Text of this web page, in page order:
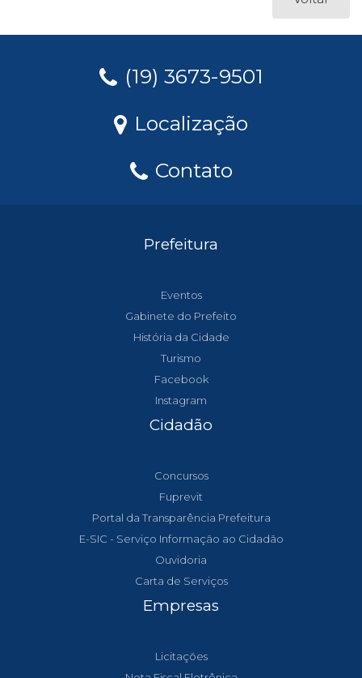
(19) 3673-9501
Localização
Contato
Prefeitura
Eventos
Gabinete do Prefeito
História da Cidade
Turismo
Facebook
Instagram
Cidadão
Concursos
Fuprevit
Portal da Transparência Prefeitura
E-SIC - Serviço Informação ao Cidadão
Ouvidoria
Carta de Serviços
Empresas
Licitações